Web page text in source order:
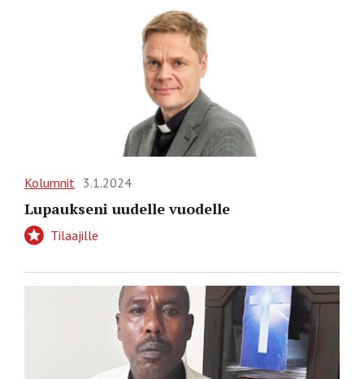
Kolumnit 3.1.2024
Lupaukseni uudelle vuodelle
Tilaajille